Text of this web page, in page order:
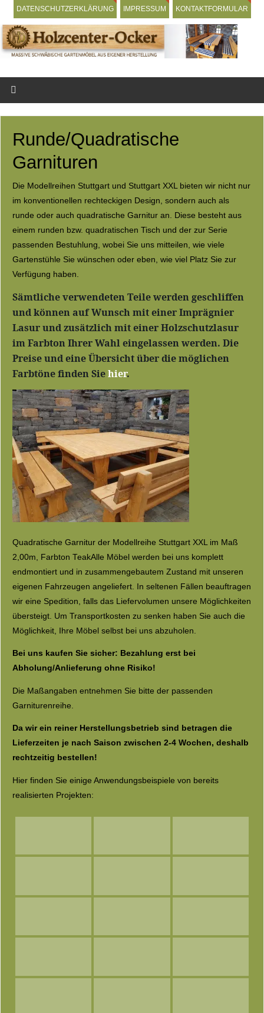
DATENSCHUTZERKLÄRUNG IMPRESSUM KONTAKTFORMULAR
Runde/Quadratische
Garnituren
Die Modellreihen Stuttgart und Stuttgart XXL bieten wir nicht nur
im konventionellen rechteckigen Design, sondern auch als
runde oder auch quadratische Garnitur an. Diese besteht aus
einem runden bzw. quadratischen Tisch und der zur Serie
passenden Bestuhlung, wobei Sie uns mitteilen, wie viele
Gartenstühle Sie wünschen oder eben, wie viel Platz Sie zur
Verfügung haben.
Sämtliche verwendeten Teile werden geschliffen
und können auf Wunsch mit einer Imprägnier
Lasur und zusätzlich mit einer Holzschutzlasur
im Farbton Ihrer Wahl eingelassen werden. Die
Preise und eine Übersicht über die möglichen
Farbtöne finden Siehier.
Quadratische Garnitur der Modellreihe Stuttgart XXL im Maß
2,00m, Farbton TeakAlle Möbel werden bei uns komplett
endmontiert und in zusammengebautem Zustand mit unseren
eigenen Fahrzeugen angeliefert. In seltenen Fällen beauftragen
wir eine Spedition, falls das Liefervolumen unsere Möglichkeiten
übersteigt. Um Transportkosten zu senken haben Sie auch die
Möglichkeit, Ihre Möbel selbst bei uns abzuholen.
Bei uns kaufen Sie sicher: Bezahlung erst bei
Abholung/Anlieferung ohne Risiko!
Die Maßangaben entnehmen Sie bitte der passenden
Garniturenreihe.
Da wir ein reiner Herstellungsbetrieb sind betragen die
Lieferzeiten je nach Saison zwischen 2-4 Wochen, deshalb
rechtzeitig bestellen!
Hier finden Sie einige Anwendungsbeispiele von bereits
realisierten Projekten: